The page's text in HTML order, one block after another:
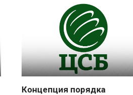
Концепция порядка